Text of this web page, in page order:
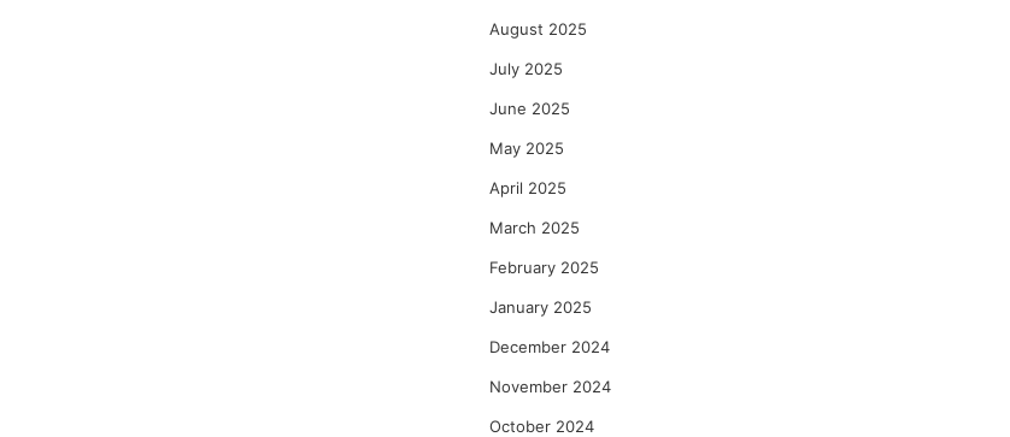
August 2025
July 2025
June 2025
May 2025
April 2025
March 2025
February 2025
January 2025
December 2024
November 2024
October 2024